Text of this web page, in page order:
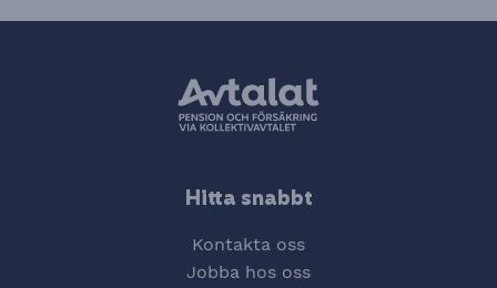
Hitta snabbt
Kontakta oss
Jobba hos oss